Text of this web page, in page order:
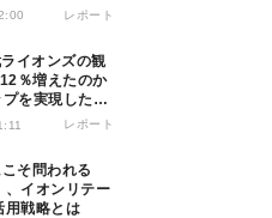
レポート
％増えたのか
を実現した戦
レポート
、イオンリテー
用戦略とは